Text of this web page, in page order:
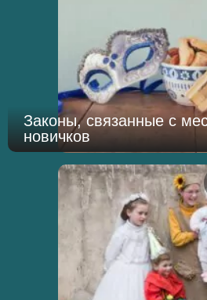
Законы, связанные с
новичков